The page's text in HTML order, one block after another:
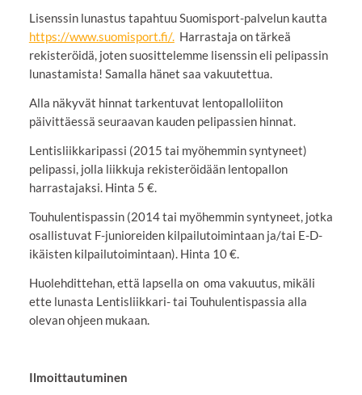
Lisenssin lunastus tapahtuu Suomisport-palvelun kautta
https://www.suomisport.fi/.Harrastaja on tärkeä
rekisteröidä, joten suosittelemme lisenssin eli pelipassin
lunastamista! Samalla hänet saa vakuutettua.
Alla näkyvät hinnat tarkentuvat lentopalloliiton
päivittäessä seuraavan kauden pelipassien hinnat.
Lentisliikkaripassi (2015 tai myöhemmin syntyneet)
pelipassi, jolla liikkuja rekisteröidään lentopallon
harrastajaksi. Hinta 5 €.
Touhulentispassin (2014 tai myöhemmin syntyneet, jotka
osallistuvat F-junioreiden kilpailutoimintaan ja/tai E-D-
ikäisten kilpailutoimintaan). Hinta 10 €.
Huolehdittehan, että lapsella on oma vakuutus, mikäli
ette lunasta Lentisliikkari- tai Touhulentispassia alla
olevan ohjeen mukaan.
Ilmoittautuminen